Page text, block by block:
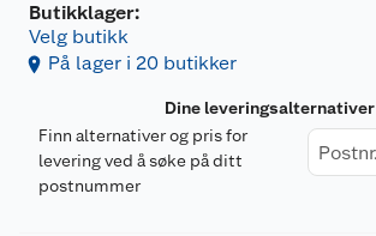
Butikklager:
Velg butikk
På lager i 20 butikker
Dine leveringsalternativer
Finn alternativer og pris for
levering ved å søke på ditt
postnummer